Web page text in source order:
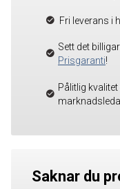
Fri leverans i
Sett det
Prisgaranti!
Pålitlig
Saknar du